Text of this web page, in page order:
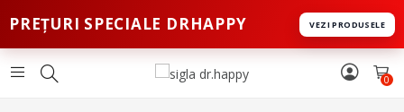
PREȚURI SPECIALE DRHAPPY VEZI PRODUSELE
0